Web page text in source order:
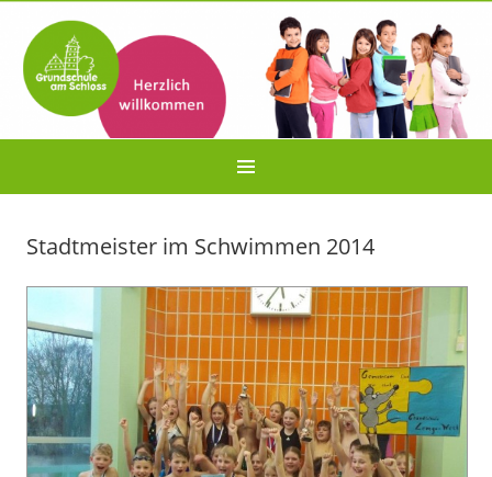
Stadtmeister im Schwimmen 2014